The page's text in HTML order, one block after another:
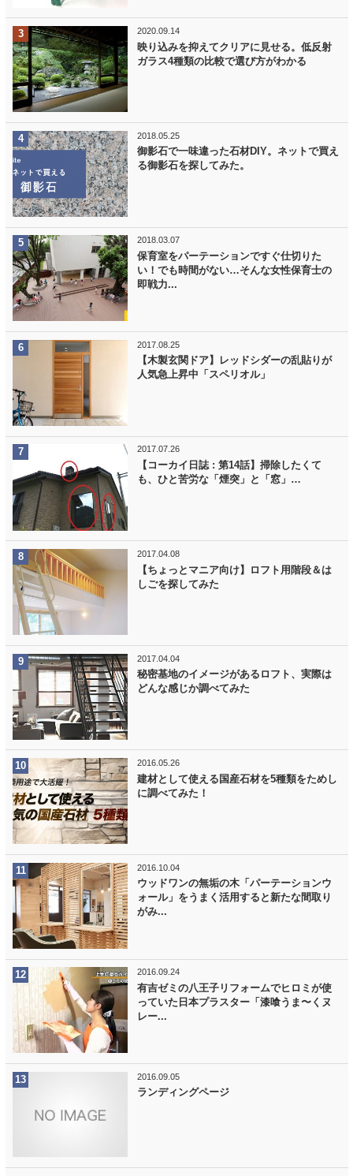
2020.09.14
映り込みを抑えてクリアに見せる。低反射
ガラス4種類の比較で選び方がわかる
2018.05.25
御影石で一味違った石材DIY。ネットで買え
る御影石を探してみた。
2018.03.07
保育室をパーテーションですぐ仕切りた
い！でも時間がない…そんな女性保育士の
即戦力...
2017.08.25
【木製玄関ドア】レッドシダーの乱貼りが
人気急上昇中「スペリオル」
2017.07.26
【コーカイ日誌 : 第14話】掃除したくて
も、ひと苦労な「煙突」と「窓」…
2017.04.08
【ちょっとマニア向け】ロフト用階段＆は
しごを探してみた
2017.04.04
秘密基地のイメージがあるロフト、実際は
どんな感じか調べてみた
2016.05.26
建材として使える国産石材を5種類をためし
に調べてみた！
2016.10.04
ウッドワンの無垢の木「パーテーションウ
ォール」をうまく活用すると新たな間取り
がみ...
2016.09.24
有吉ゼミの八王子リフォームでヒロミが使
っていた日本プラスター「漆喰うま〜くヌ
レー...
2016.09.05
ランディングページ